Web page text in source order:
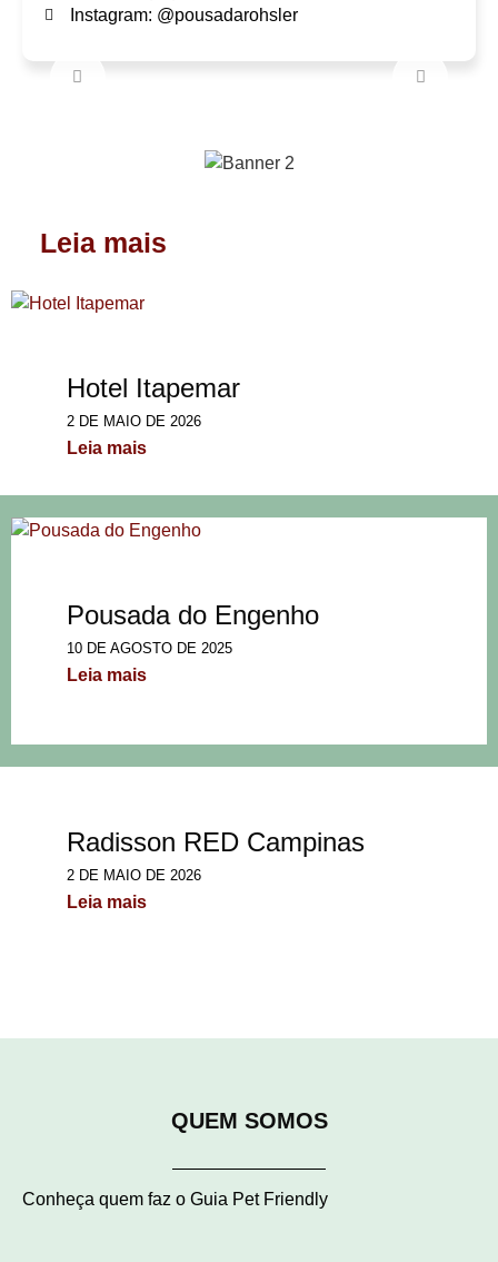
Instagram: @pousadarohsler
Leia mais
Hotel Itapemar
2 DE MAIO DE 2026
Leia mais
Pousada do Engenho
10 DE AGOSTO DE 2025
Leia mais
Radisson RED Campinas
2 DE MAIO DE 2026
Leia mais
QUEM SOMOS
Conheça quem faz o Guia Pet Friendly